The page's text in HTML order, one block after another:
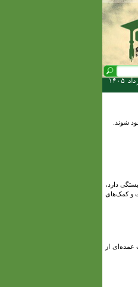
شوند.
ظرفیت موکب‌های ما بستگی دارد،
و کمک‌های
عمده‌ای از